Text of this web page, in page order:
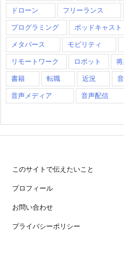
ドローン フリーランス
プログラミング ポッドキャスト
メタバース モビリティ
リモートワーク ロボット
書籍 転職 近況
音声メディア 音声配信
このサイトで伝えたいこと
プロフィール
お問い合わせ
プライバシーポリシー